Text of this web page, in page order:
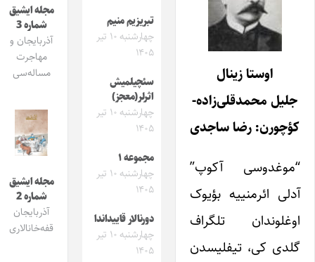
اوستا زینال
جلیل محمدقلی‌زاده-
کؤچورن: رضا ساجدی
“موغدوسی آکوپ”
آدلی ائرمنییه بؤیوک
اوغلوندان تلگراف
گلدی کی، تیفلیسدن
تبریزیم منیم
چهارشنبه ۱۰ تیر
۱۴۰۵
سئچیلمیش
اثرلر(معجز)
چهارشنبه ۱۰ تیر
۱۴۰۵
مجموعه ۱
چهارشنبه ۱۰ تیر
۱۴۰۵
دورنالار قاییداندا
چهارشنبه ۱۰ تیر
۱۴۰۵
مجله ایشیق
شماره 3
آذربایجان و
مهاجرت
مساله‌سی
مجله ایشیق
شماره 2
آذربایجان
قفه‌خانالاری